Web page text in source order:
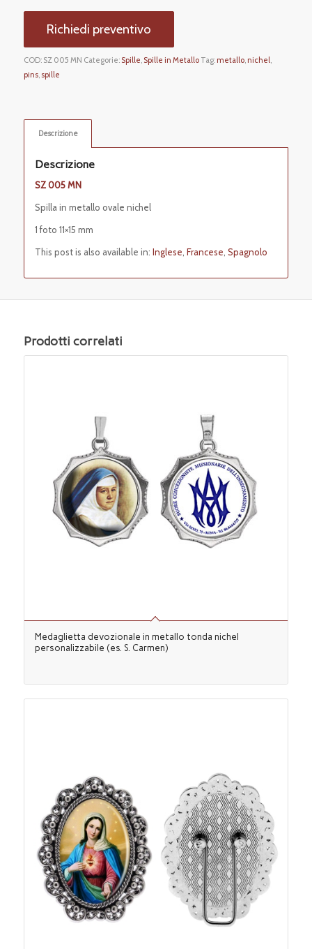
Richiedi preventivo
COD: SZ 005 MN Categorie: Spille Spille in Metallo Tag: metallo, nichel
pins, spille
Descrizione
Descrizione
SZ 005 MN
Spilla in metallo ovale nichel
1 foto 11×15 mm
This post is also available in: Inglese Francese Spagnolo
Prodotti correlati
Medaglietta devozionale in metallo tonda nichel
personalizzabile (es. S. Carmen)